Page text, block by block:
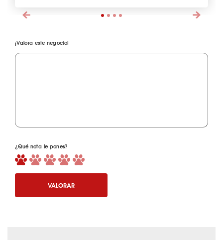
¡Valora este negocio!
¿Qué nota le pones?
VALORAR